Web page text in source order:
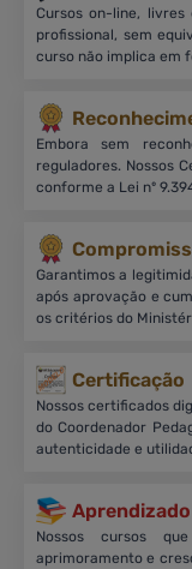
Cursos on-line,
profissional, sem
curso não implica em
Embora sem
reguladores. Nossos
conforme a Lei nº
Garantimos a
após aprovação e
os critérios do
Certificação
Nossos certificados
do Coordenador
autenticidade e
Aprendizado
Nossos cursos
aprimoramento e